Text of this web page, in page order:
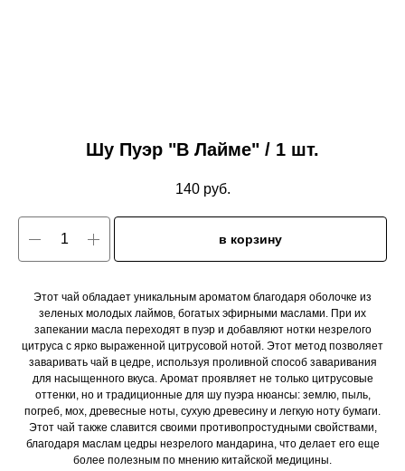
Шу Пуэр "В Лайме" / 1 шт.
140 руб.
в корзину
Этот чай обладает уникальным ароматом благодаря оболочке из
зеленых молодых лаймов, богатых эфирными маслами. При их
запекании масла переходят в пуэр и добавляют нотки незрелого
цитруса с ярко выраженной цитрусовой нотой. Этот метод позволяет
заваривать чай в цедре, используя проливной способ заваривания
для насыщенного вкуса. Аромат проявляет не только цитрусовые
оттенки, но и традиционные для шу пуэра нюансы: землю, пыль,
погреб, мох, древесные ноты, сухую древесину и легкую ноту бумаги.
Этот чай также славится своими противопростудными свойствами,
благодаря маслам цедры незрелого мандарина, что делает его еще
более полезным по мнению китайской медицины.